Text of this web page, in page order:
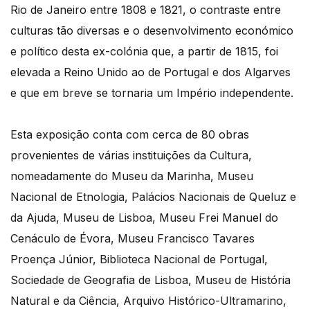
Rio de Janeiro entre 1808 e 1821, o contraste entre
culturas tão diversas e o desenvolvimento económico
e político desta ex-colónia que, a partir de 1815, foi
elevada a Reino Unido ao de Portugal e dos Algarves
e que em breve se tornaria um Império independente.
Esta exposição conta com cerca de 80 obras
provenientes de várias instituições da Cultura,
nomeadamente do Museu da Marinha, Museu
Nacional de Etnologia, Palácios Nacionais de Queluz e
da Ajuda, Museu de Lisboa, Museu Frei Manuel do
Cenáculo de Évora, Museu Francisco Tavares
Proença Júnior, Biblioteca Nacional de Portugal,
Sociedade de Geografia de Lisboa, Museu de História
Natural e da Ciência, Arquivo Histórico-Ultramarino,